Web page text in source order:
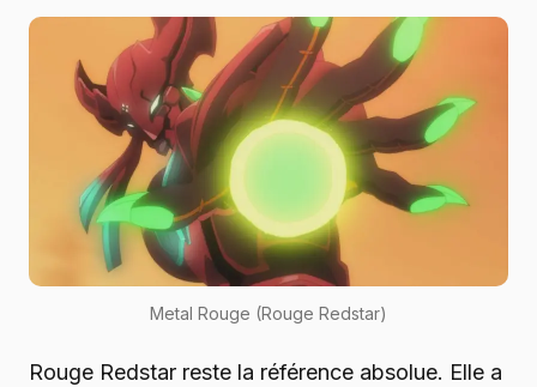
Metal Rouge (Rouge Redstar)
Rouge Redstar reste la référence absolue. Elle a